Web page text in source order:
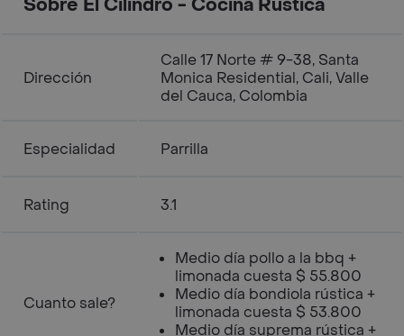
Sobre El Cilindro - Cocina Rústica
Dirección
Calle 17 Norte # 9-38, Santa
Monica Residential, Cali, Valle
del Cauca, Colombia
Especialidad Parrilla
Rating 3.1
Cuanto sale?
Medio día pollo a la bbq +
limonada cuesta $ 55.800
Medio día bondiola rústica +
limonada cuesta $ 53.800
Medio día suprema rústica +